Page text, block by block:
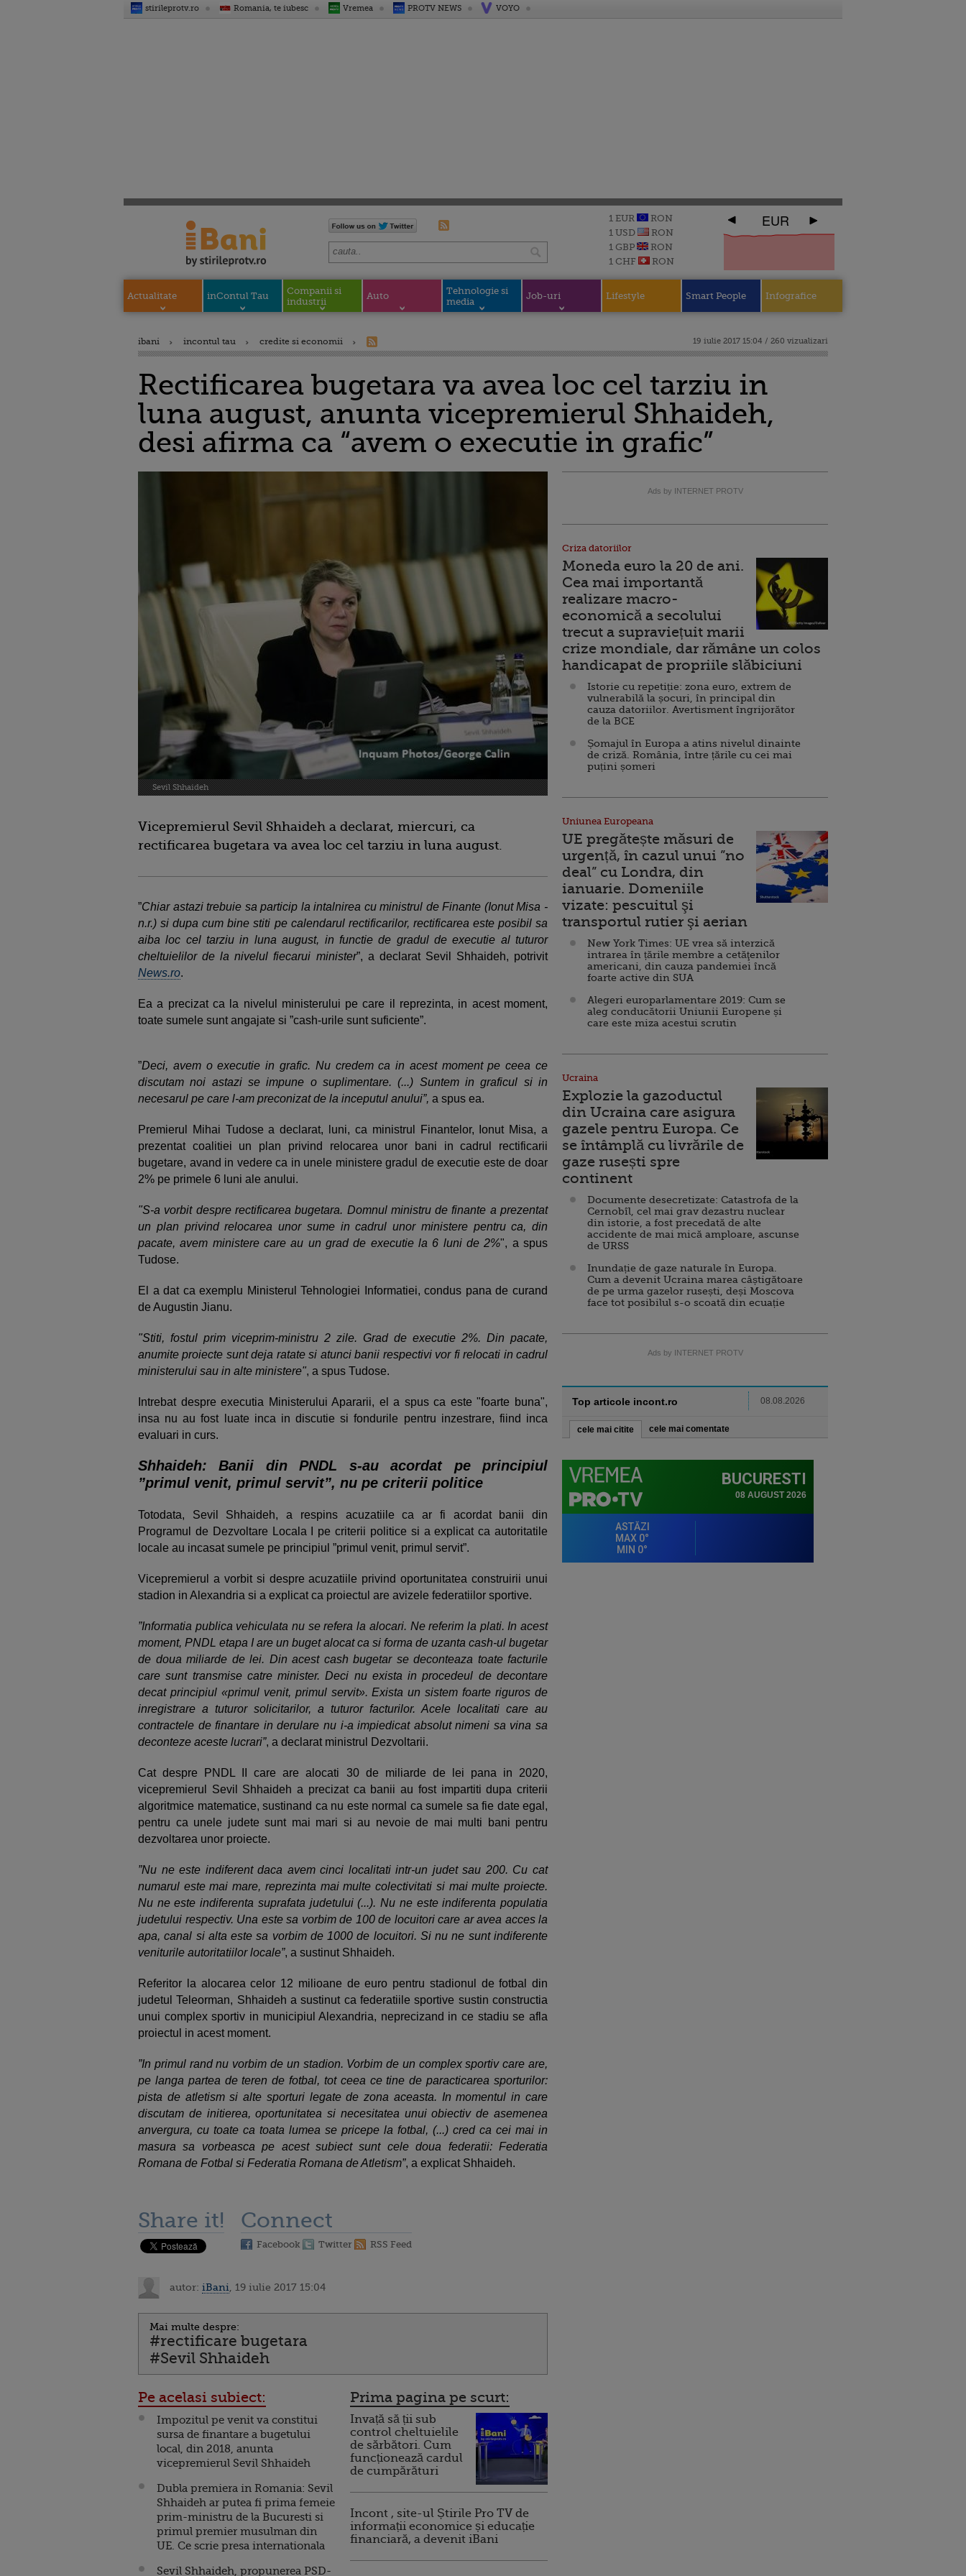
stirileprotv.ro Romania, te iubesc Vremea PROTV NEWS VOYO
1 EUR
RON
1 USD
RON
1 GBP
RON
1 CHF
RON
EUR
Actualitate inContul Tau
Companii si
industrii
Auto
Tehnologie si
media
Job-uri Lifestyle Smart People Infografice
ibani incontul tau credite si economii 19 iulie 2017 15:04 / 260 vizualizari
Rectificarea bugetara va avea loc cel tarziu in
luna august, anunta vicepremierul Shhaideh,
desi afirma ca “avem o executie in grafic”
Sevil Shhaideh
Vicepremierul Sevil Shhaideh a declarat, miercuri, ca
rectificarea bugetara va avea loc cel tarziu in luna august.
”Chiar astazi trebuie sa particip la intalnirea cu ministrul de Finante (Ionut Misa -
n.r.) si dupa cum bine stiti pe calendarul rectificarilor, rectificarea este posibil sa
aiba loc cel tarziu in luna august, in functie de gradul de executie al tuturor
cheltuielilor de la nivelul fiecarui minister”, a declarat Sevil Shhaideh, potrivit
News.ro.
Ea a precizat ca la nivelul ministerului pe care il reprezinta, in acest moment,
toate sumele sunt angajate si ”cash-urile sunt suficiente”.
”Deci, avem o executie in grafic. Nu credem ca in acest moment pe ceea ce
discutam noi astazi se impune o suplimentare. (...) Suntem in graficul si in
necesarul pe care l-am preconizat de la inceputul anului”, a spus ea.
Premierul Mihai Tudose a declarat, luni, ca ministrul Finantelor, Ionut Misa, a
prezentat coalitiei un plan privind relocarea unor bani in cadrul rectificarii
bugetare, avand in vedere ca in unele ministere gradul de executie este de doar
2% pe primele 6 luni ale anului.
"S-a vorbit despre rectificarea bugetara. Domnul ministru de finante a prezentat
un plan privind relocarea unor sume in cadrul unor ministere pentru ca, din
pacate, avem ministere care au un grad de executie la 6 luni de 2%", a spus
Tudose.
El a dat ca exemplu Ministerul Tehnologiei Informatiei, condus pana de curand
de Augustin Jianu.
"Stiti, fostul prim viceprim-ministru 2 zile. Grad de executie 2%. Din pacate,
anumite proiecte sunt deja ratate si atunci banii respectivi vor fi relocati in cadrul
ministerului sau in alte ministere", a spus Tudose.
Intrebat despre executia Ministerului Apararii, el a spus ca este "foarte buna",
insa nu au fost luate inca in discutie si fondurile pentru inzestrare, fiind inca
evaluari in curs.
Shhaideh: Banii din PNDL s-au acordat pe principiul
”primul venit, primul servit”, nu pe criterii politice
Totodata, Sevil Shhaideh, a respins acuzatiile ca ar fi acordat banii din
Programul de Dezvoltare Locala I pe criterii politice si a explicat ca autoritatile
locale au incasat sumele pe principiul ”primul venit, primul servit”.
Vicepremierul a vorbit si despre acuzatiile privind oportunitatea construirii unui
stadion in Alexandria si a explicat ca proiectul are avizele federatiilor sportive.
”Informatia publica vehiculata nu se refera la alocari. Ne referim la plati. In acest
moment, PNDL etapa I are un buget alocat ca si forma de uzanta cash-ul bugetar
de doua miliarde de lei. Din acest cash bugetar se deconteaza toate facturile
care sunt transmise catre minister. Deci nu exista in procedeul de decontare
decat principiul «primul venit, primul servit». Exista un sistem foarte riguros de
inregistrare a tuturor solicitarilor, a tuturor facturilor. Acele localitati care au
contractele de finantare in derulare nu i-a impiedicat absolut nimeni sa vina sa
deconteze aceste lucrari”, a declarat ministrul Dezvoltarii.
Cat despre PNDL II care are alocati 30 de miliarde de lei pana in 2020,
vicepremierul Sevil Shhaideh a precizat ca banii au fost impartiti dupa criterii
algoritmice matematice, sustinand ca nu este normal ca sumele sa fie date egal,
pentru ca unele judete sunt mai mari si au nevoie de mai multi bani pentru
dezvoltarea unor proiecte.
”Nu ne este indiferent daca avem cinci localitati intr-un judet sau 200. Cu cat
numarul este mai mare, reprezinta mai multe colectivitati si mai multe proiecte.
Nu ne este indiferenta suprafata judetului (...). Nu ne este indiferenta populatia
judetului respectiv. Una este sa vorbim de 100 de locuitori care ar avea acces la
apa, canal si alta este sa vorbim de 1000 de locuitori. Si nu ne sunt indiferente
veniturile autoritatiilor locale”, a sustinut Shhaideh.
Referitor la alocarea celor 12 milioane de euro pentru stadionul de fotbal din
judetul Teleorman, Shhaideh a sustinut ca federatiile sportive sustin constructia
unui complex sportiv in municipiul Alexandria, neprecizand in ce stadiu se afla
proiectul in acest moment.
”In primul rand nu vorbim de un stadion. Vorbim de un complex sportiv care are,
pe langa partea de teren de fotbal, tot ceea ce tine de paracticarea sporturilor:
pista de atletism si alte sporturi legate de zona aceasta. In momentul in care
discutam de initierea, oportunitatea si necesitatea unui obiectiv de asemenea
anvergura, cu toate ca toata lumea se pricepe la fotbal, (...) cred ca cei mai in
masura sa vorbeasca pe acest subiect sunt cele doua federatii: Federatia
Romana de Fotbal si Federatia Romana de Atletism”, a explicat Shhaideh.
Share it! Connect
Facebook Twitter RSS Feed
autor: iBani , 19 iulie 2017 15:04
Mai multe despre:
#rectificare bugetara
#Sevil Shhaideh
Pe acelasi subiect:
Impozitul pe venit va constitui
sursa de finantare a bugetului
local, din 2018, anunta
vicepremierul Sevil Shhaideh
Dubla premiera in Romania: Sevil
Shhaideh ar putea fi prima femeie
prim-ministru de la Bucuresti si
primul premier musulman din
UE. Ce scrie presa internationala
Sevil Shhaideh, propunerea PSD-
Prima pagina pe scurt:
Invață să ții sub
control cheltuielile
de sărbători. Cum
funcționează cardul
de cumpărături
Incont , site-ul Știrile Pro TV de
informații economice și educație
financiară, a devenit iBani
Ads by INTERNET PROTV
Criza datoriilor
Moneda euro la 20 de ani.
Cea mai importantă
realizare macro-
economică a secolului
trecut a supraviețuit marii
crize mondiale, dar rămâne un colos
handicapat de propriile slăbiciuni
Istorie cu repetiție: zona euro, extrem de
vulnerabilă la șocuri, în principal din
cauza datoriilor. Avertisment îngrijorător
de la BCE
Șomajul în Europa a atins nivelul dinainte
de criză. România, între țările cu cei mai
puțini șomeri
Uniunea Europeana
UE pregătește măsuri de
urgență, în cazul unui ”no
deal” cu Londra, din
ianuarie. Domeniile
vizate: pescuitul şi
transportul rutier şi aerian
New York Times: UE vrea să interzică
intrarea în țările membre a cetăţenilor
americani, din cauza pandemiei încă
foarte active din SUA
Alegeri europarlamentare 2019: Cum se
aleg conducătorii Uniunii Europene și
care este miza acestui scrutin
Ucraina
Explozie la gazoductul
din Ucraina care asigura
gazele pentru Europa. Ce
se întâmplă cu livrările de
gaze rusești spre
continent
Documente desecretizate: Catastrofa de la
Cernobîl, cel mai grav dezastru nuclear
din istorie, a fost precedată de alte
accidente de mai mică amploare, ascunse
de URSS
Inundație de gaze naturale în Europa.
Cum a devenit Ucraina marea câștigătoare
de pe urma gazelor rusești, deși Moscova
face tot posibilul s-o scoată din ecuație
Ads by INTERNET PROTV
Top articole incont.ro 08.08.2026
cele mai citite cele mai comentate